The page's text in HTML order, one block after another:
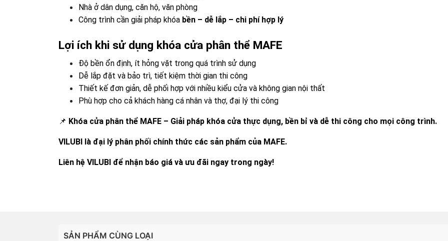
Nhà ở dân dụng, căn hộ, văn phòng
Công trình cần giải pháp khóa bền – dễ lắp – chi phí hợp lý
Lợi ích khi sử dụng khóa cửa phân thể MAFE
Độ bền ổn định, ít hỏng vặt trong quá trình sử dụng
Dễ lắp đặt và bảo trì, tiết kiệm thời gian thi công
Thiết kế đơn giản, dễ phối hợp với nhiều kiểu cửa và không gian nội thất
Phù hợp cho cả khách hàng cá nhân và thợ, đại lý thi công
📌 Khóa cửa phân thể MAFE – Giải pháp khóa cửa thực dụng, bền bỉ và dễ thi công cho mọi công trình.
VILUBI là đại lý phân phối chính thức các sản phẩm của MAFE.
Liên hệ VILUBI để nhận báo giá và ưu đãi ngay trong ngày!
SẢN PHẨM CÙNG LOẠI